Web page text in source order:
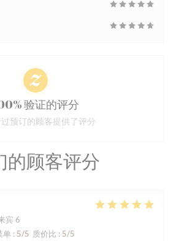
的顾客评分
宾 6
单 : 5/5 质价比 : 5/5
验证的评分
预订的顾客提供了评分